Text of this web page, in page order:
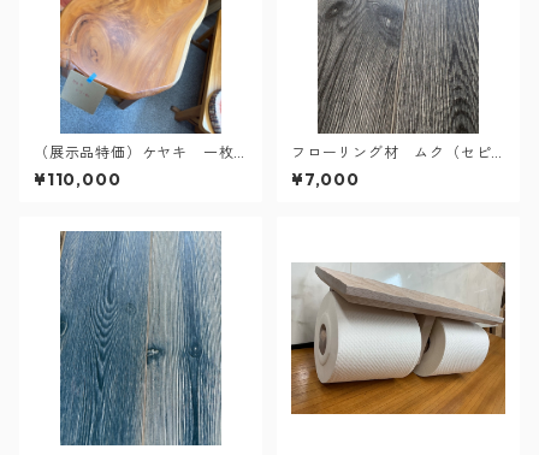
（展示品特価）ケヤキ 一枚
板 塗装品
¥110,000
フローリング材 ムク（セピ
アブラウン）
¥7,000